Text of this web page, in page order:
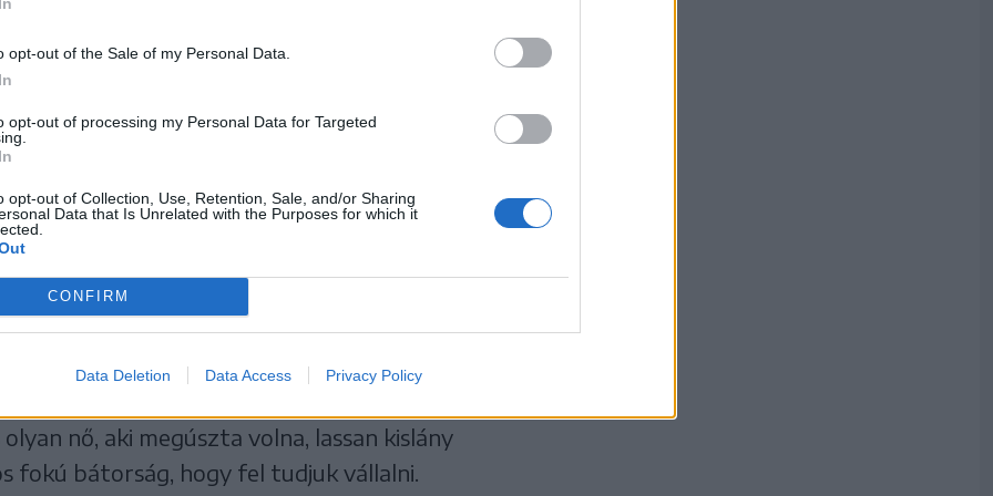
opt-out of the Sale of my Personal Data.
opt-out of processing my Personal Data for Targeted
opt-out of Collection, Use, Retention, Sale, and/or Sharing
Data that Is Unrelated with the Purposes for which it
CONFIRM
Data Deletion Data Access Privacy Policy
beszéltünk róla, mégis itt vannak
vallomások mellett pedig azt szerettük
meg a szexuális abúzust, és mit
a nemi erőszakig
ott a #MeToo hashtag, Zillmann
roppant kíváncsi arra, hogy mekkora
többen és többen vállalják fel, hogy
de érintettek a szexuális
nő, aki megúszta volna, lassan kislány
fokú bátorság, hogy fel tudjuk vállalni.